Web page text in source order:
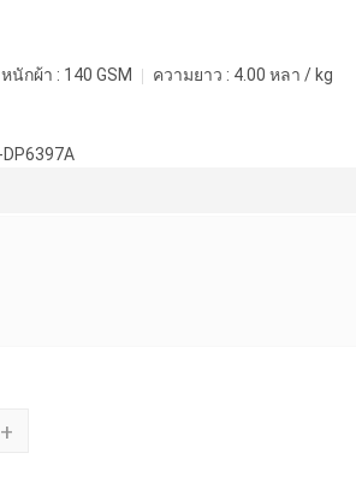
นักผ้า : 140 GSM ความยาว : 4.00 หลา / kg
+